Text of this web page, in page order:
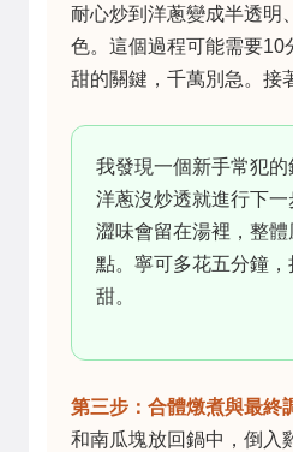
耐心炒到洋蔥變成半透明
色。這個過程可能需要10
甜的關鍵，千萬別急。接
我發現一個新手常犯的
洋蔥沒炒透就進行下
澀味會留在湯裡，整
點。寧可多花五分鐘
甜。
第三步：合體燉煮與最終
和南瓜塊放回鍋中，倒入